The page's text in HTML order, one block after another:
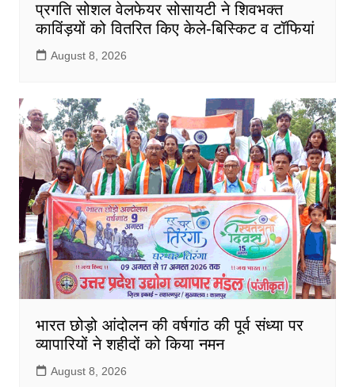
प्रगति सोशल वेलफेयर सोसायटी ने शिवभक्त
काविंड़यों को वितरित किए केले-बिस्किट व टॉफियां
August 8, 2026
भारत छोड़ो आंदोलन की वर्षगांठ की पूर्व संध्या पर
व्यापारियों ने शहीदों को किया नमन
August 8, 2026